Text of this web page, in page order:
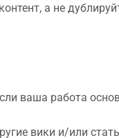
а не
ваша работа
вики и/или